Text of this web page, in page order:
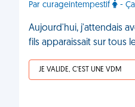
Par curageintempestif -
Aujourd'hui, j'attendais
fils apparaissait sur tous
JE VALIDE, C'EST UNE VDM